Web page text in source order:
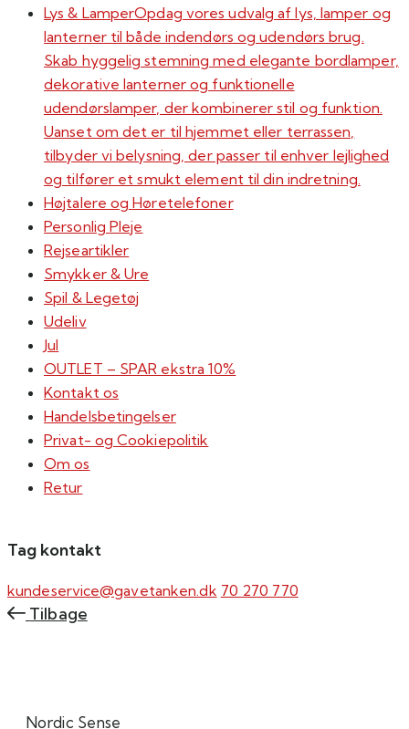
Lys & LamperOpdag vores udvalg af lys, lamper og
lanterner til både indendørs og udendørs brug.
Skab hyggelig stemning med elegante bordlamper,
dekorative lanterner og funktionelle
udendørslamper, der kombinerer stil og funktion.
Uanset om det er til hjemmet eller terrassen,
tilbyder vi belysning, der passer til enhver lejlighed
og tilfører et smukt element til din indretning.
Højtalere og Høretelefoner
Personlig Pleje
Rejseartikler
Smykker & Ure
Spil & Legetøj
Udeliv
Jul
OUTLET – SPAR ekstra 10%
Kontakt os
Handelsbetingelser
Privat- og Cookiepolitik
Om os
Retur
Tag kontakt
kundeservice@gavetanken.dk 70 270 770
Tilbage
Nordic Sense